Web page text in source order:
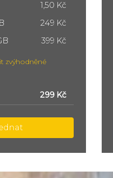
1,50 Kč
249 Kč
399 Kč
zvýhodněné
449 Kč